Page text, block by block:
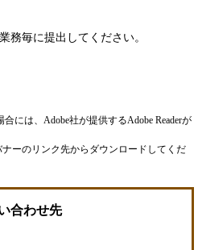
務毎に提出してください。
には、Adobe社が提供するAdobe Readerが
ナーのリンク先からダウンロードしてくだ
合わせ先